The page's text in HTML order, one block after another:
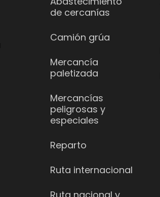
de cercanías
Camión grúa
Mercancía
paletizada
Mercancías
peligrosas y
especiales
Reparto
Ruta internacional